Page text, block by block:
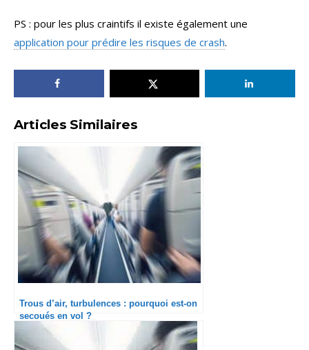
PS : pour les plus craintifs il existe également une
application pour prédire les risques de crash.
Articles Similaires
Trous d’air, turbulences : pourquoi est-on
secoués en vol ?